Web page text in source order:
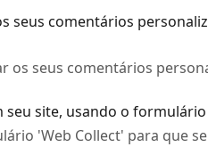
seus comentários
os seus comentários
seu site, usando o formulário
'Web Collect' para que